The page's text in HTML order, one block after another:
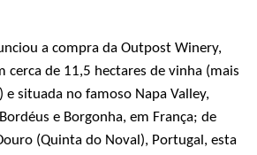
a compra da Outpost Winery,
cerca de 11,5 hectares de vinha (mais
situada no famoso Napa Valley,
e Borgonha, em França; de
(Quinta do Noval), Portugal, esta